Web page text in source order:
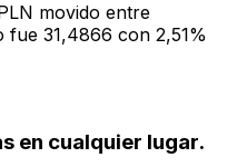
movido entre
fue 31,4866 con 2,51%
en cualquier lugar.